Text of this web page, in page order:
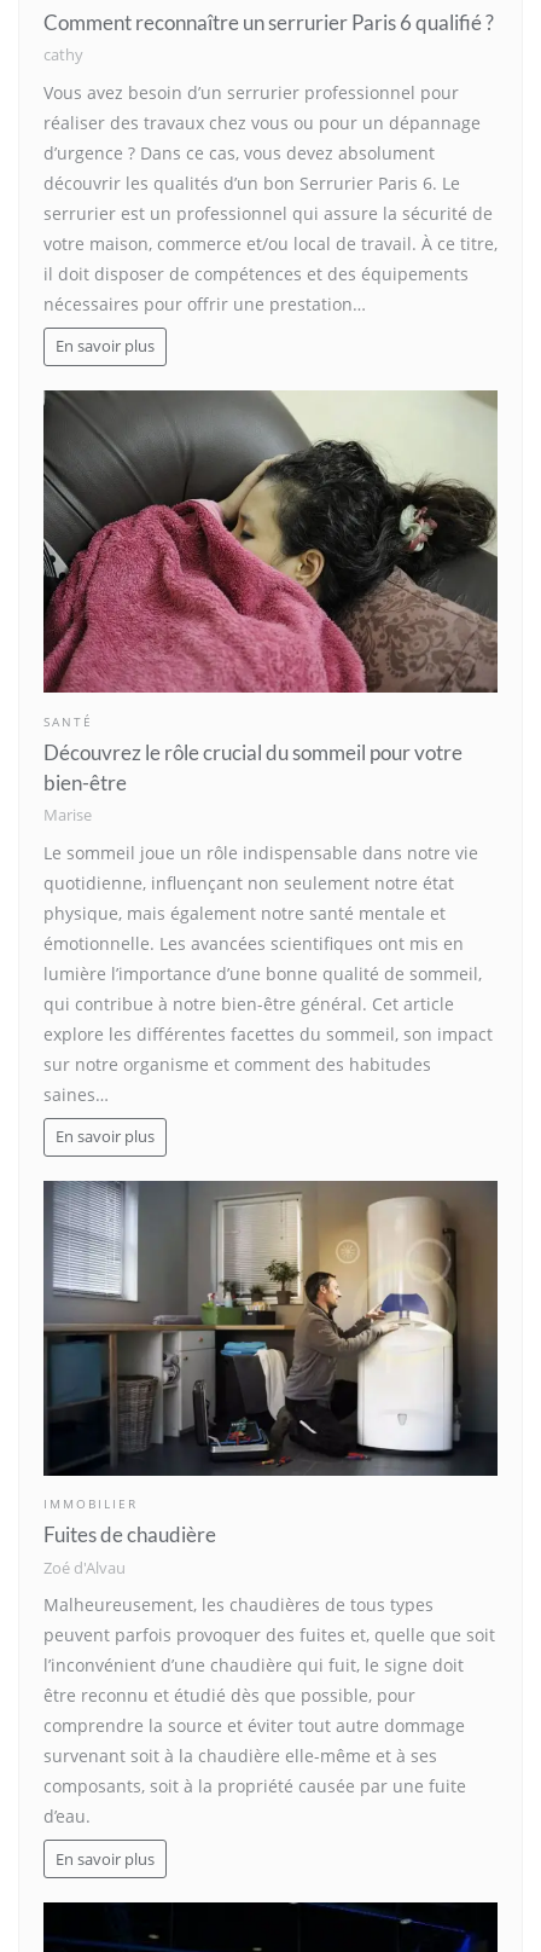
Comment reconnaître un serrurier Paris 6 qualifié ?
cathy
Vous avez besoin d’un serrurier professionnel pour
réaliser des travaux chez vous ou pour un dépannage
d’urgence ? Dans ce cas, vous devez absolument
découvrir les qualités d’un bon Serrurier Paris 6. Le
serrurier est un professionnel qui assure la sécurité de
votre maison, commerce et/ou local de travail. À ce titre,
il doit disposer de compétences et des équipements
nécessaires pour offrir une prestation…
En savoir plus
SANTÉ
Découvrez le rôle crucial du sommeil pour votre
bien-être
Marise
Le sommeil joue un rôle indispensable dans notre vie
quotidienne, influençant non seulement notre état
physique, mais également notre santé mentale et
émotionnelle. Les avancées scientifiques ont mis en
lumière l’importance d’une bonne qualité de sommeil,
qui contribue à notre bien-être général. Cet article
explore les différentes facettes du sommeil, son impact
sur notre organisme et comment des habitudes
saines…
En savoir plus
IMMOBILIER
Fuites de chaudière
Zoé d'Alvau
Malheureusement, les chaudières de tous types
peuvent parfois provoquer des fuites et, quelle que soit
l’inconvénient d’une chaudière qui fuit, le signe doit
être reconnu et étudié dès que possible, pour
comprendre la source et éviter tout autre dommage
survenant soit à la chaudière elle-même et à ses
composants, soit à la propriété causée par une fuite
d’eau.
En savoir plus